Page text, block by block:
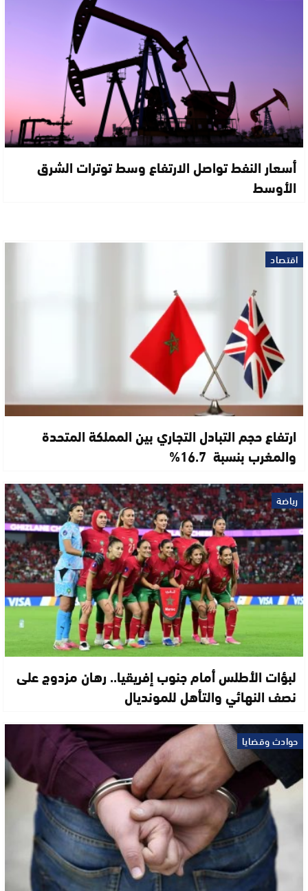
أسعار النفط تواصل الارتفاع وسط توترات الشرق
الأوسط
اقتصاد
ارتفاع حجم التبادل التجاري بين المملكة المتحدة
والمغرب بنسبة 16.7%
رياضة
لبؤات الأطلس أمام جنوب إفريقيا.. رهان مزدوج على
نصف النهائي والتأهل للمونديال
حوادث وقضايا